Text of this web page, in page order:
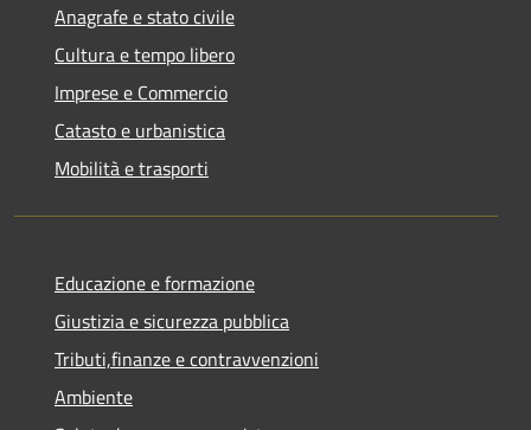
Anagrafe e stato civile
Cultura e tempo libero
Imprese e Commercio
Catasto e urbanistica
Mobilità e trasporti
Educazione e formazione
Giustizia e sicurezza pubblica
Tributi,finanze e contravvenzioni
Ambiente